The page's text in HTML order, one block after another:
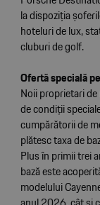
la dispoziția
hoteluri de lux,
cluburi de golf.
Ofertă specială
Noii proprietari
de condiții
cumpărătorii de
plătesc taxa de
Plus în primii trei
bază este
modelului